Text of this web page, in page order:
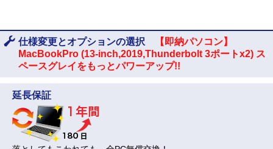
仕様変更とオプションの選択
【即納パソコン】
MacBookPro (13-inch,2019,Thunderbolt 3ポートx2) ス
ペースグレイをもっとパワーアップ!!
延長保証